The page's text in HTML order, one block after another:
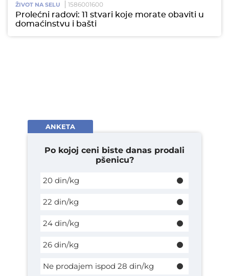
ŽIVOT NA SELU 1586001600
Prolećni radovi: 11 stvari koje morate obaviti u
domaćinstvu i bašti
ANKETA
Po kojoj ceni biste danas prodali
pšenicu?
20 din/kg
22 din/kg
24 din/kg
26 din/kg
Ne prodajem ispod 28 din/kg